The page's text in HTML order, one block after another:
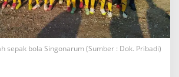
sepak bola Singonarum (Sumber : Dok. Pribadi)